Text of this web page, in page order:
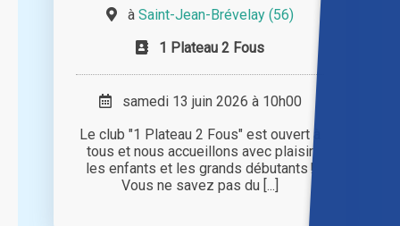
à Saint-Jean-Brévelay (56)
1 Plateau 2 Fous
samedi 13 juin 2026 à 10h00
Le club "1 Plateau 2 Fous" est ouvert à
tous et nous accueillons avec plaisir
les enfants et les grands débutants !
Vous ne savez pas du [...]